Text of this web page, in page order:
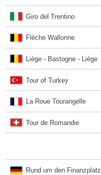
Giro del Trentino
Flèche Wallonne
Liège - Bastogne - Liège
Tour of Turkey
La Roue Tourangelle
Tour de Romandie
Rund um den Finanzplatz